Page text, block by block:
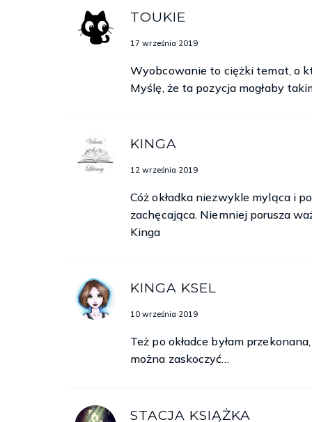
TOUKIE
17 września 2019
Wyobcowanie to ciężki temat, o
Myślę, że ta pozycja mogłaby
KINGA
12 września 2019
Cóż okładka niezwykle myląca i
zachęcająca. Niemniej porusza
Kinga
KINGA KSEL
10 września 2019
Też po okładce byłam
można zaskoczyć…
STACJA KSIĄŻKA